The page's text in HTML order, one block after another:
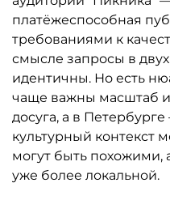
платёжеспособная
требованиями к
смысле запросы в
идентичны. Но есть
чаще важны масштаб
досуга, а в
культурный контекст
могут быть похожими,
уже более локальной.